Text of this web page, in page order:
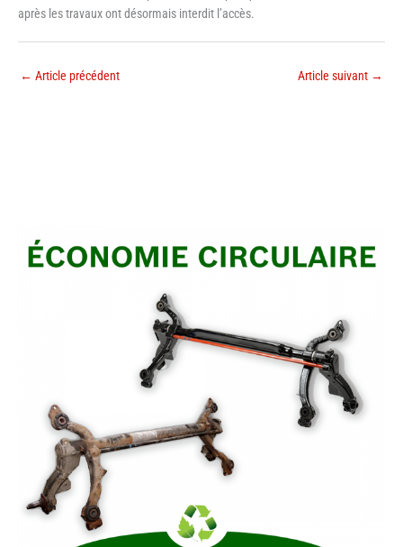
après les travaux ont désormais interdit l’accès.
← Article précédent Article suivant →